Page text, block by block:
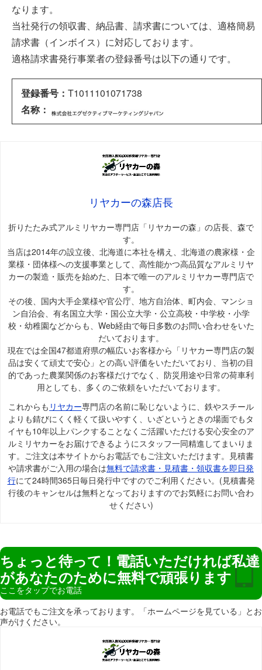
なります。
当社発行の領収書、納品書、請求書については、適格簡易
請求書（インボイス）に対応しております。
適格請求書発行事業者の登録番号は以下の通りです。
登録番号： T1011101071738
名称：
リヤカーの森店長
折りたたみ式アルミリヤカー専門店「リヤカーの森」の店長、森で
す。
当店は2014年の設立後、北海道に本社を構え、北海道の農家様・企
業様・団体様への支援事業として、高性能かつ高品質なアルミリヤ
カーの製造・販売を始めた、日本で唯一のアルミリヤカー専門店で
す。
その後、国内大手企業様や官公庁、地方自治体、町内会、マンショ
ン自治会、有名国立大学・国公立大学・公立高校・中学校・小学
校・幼稚園などからも、Web経由で毎日多数のお問い合わせをいた
だいております。
現在では全国47都道府県の幅広いお客様から「リヤカー専門店の製
品は安くて頑丈で安心」との高い評価をいただいており、当初の目
的であった農業関係のお客様だけでなく、防災用途や日常の荷車利
用としても、多くのご依頼をいただいております。
これからも リヤカー専門店の名前に恥じないように、鉄やスチール
よりも錆びにくく軽くて扱いやすく、いざというときの場面でもタ
イヤも10年以上パンクすることなくご活躍いただける安心安全のア
ルミリヤカーをお届けできるようにスタッフ一同精進してまいりま
す。ご注文は本サイトからお電話でもご注文いただけます。見積書
や請求書がご入用の場合は無料で請求書・見積書・領収書を即日発
行にて24時間365日毎日発行中ですのでご利用ください。(見積書発
行後のキャンセルは無料となっておりますのでお気軽にお問い合わ
せください)
ちょっと待って！電話いただければ私達
があなたのために無料で頑張ります
ここをタップでお電話
お電話でもご注文を承っております。「ホームページを見ている」とお
声がけください。